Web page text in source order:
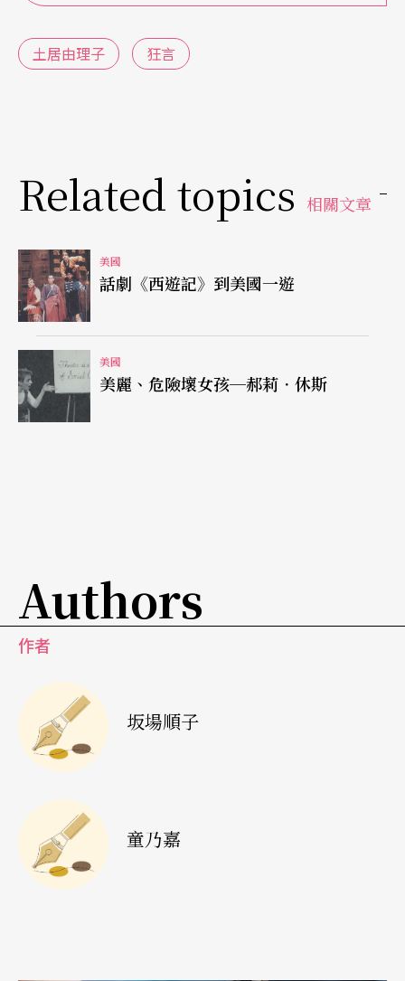
賦氣質的劇本，這我比較能夠在字裏行間發揮，並
是一旦深入工作之後，我還是找到了一些能夠納入
動作的地方。
坂：妳曾經改編過狄更生的《小氣財神》A Christm
as Carol，妳覺得維多利亞時代的小說對妳有何作
用？
由：我一直不斷的在找能夠符合我在導演上的創作
需求的素材，如大家所知的：在小說之中，馬雷以
質，我覺得這部小說可以用能劇來呈現，於是就作
了Noh Chritmas Carol這齣戲。
這齣戲受到相當大的好評，而我們在過去的幾年裏
每年都曾再演出。在我每次的演出裏也都一再的調
整，把當初有點像日本大雜燴的戲，逐步簡化下
來。現在「過去」這個精靈，是以歌舞伎的方式來
能劇方式表達。這樣一來，每一個段落的情緒都變
得很有張力了！
土居由理子 狂言
Related topics 相關文章
美國
話劇《西遊記》到美國一遊
美國
美麗、危險壞女孩─郝莉．休斯
Authors
作者
坂場順子
童乃嘉